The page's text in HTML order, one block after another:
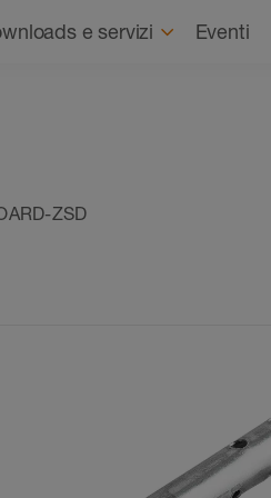
siamo Notizie
e servizi Eventi
ZSD